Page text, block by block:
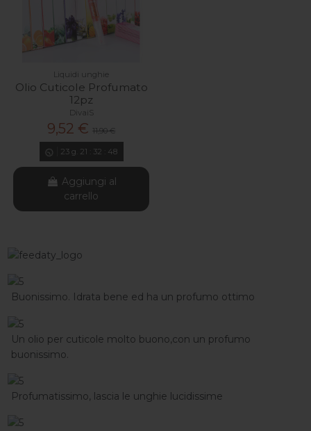
Liquidi unghie
Olio Cuticole Profumato
12pz
DivaiS
9,52 € 11,90 €
23 g. 21 32 47
Aggiungi al
carrello
Buonissimo. Idrata bene ed ha un profumo ottimo
Un olio per cuticole molto buono,con un profumo
buonissimo.
Profumatissimo, lascia le unghie lucidissime